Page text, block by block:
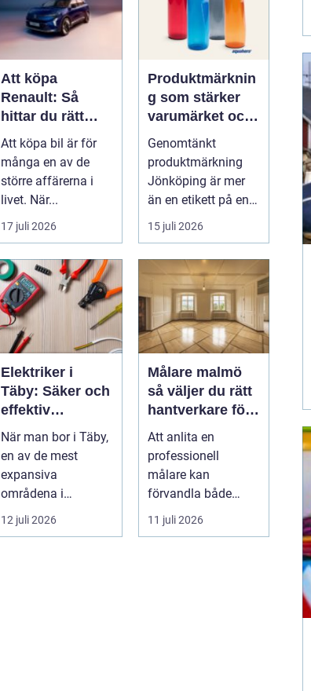
Att köpa
Renault: Så
hittar du rätt
modell för din
vardag
Att köpa bil är för
många en av de
större affärerna i
livet. När...
17 juli 2026
Produktmärknin
g som stärker
varumärket och
förenklar
vardagen
Genomtänkt
produktmärkning
Jönköping är mer
än en etikett på en
15 juli 2026
Elektriker i
Täby: Säker och
effektiv
elinstallation i
norrort
När man bor i Täby,
en av de mest
expansiva
områdena i
Stockholms norrort,
är b...
12 juli 2026
Målare malmö
så väljer du rätt
hantverkare för
hem och företag
Att anlita en
professionell
målare kan
förvandla både
bostad och
arbetsplats på kort
11 juli 2026